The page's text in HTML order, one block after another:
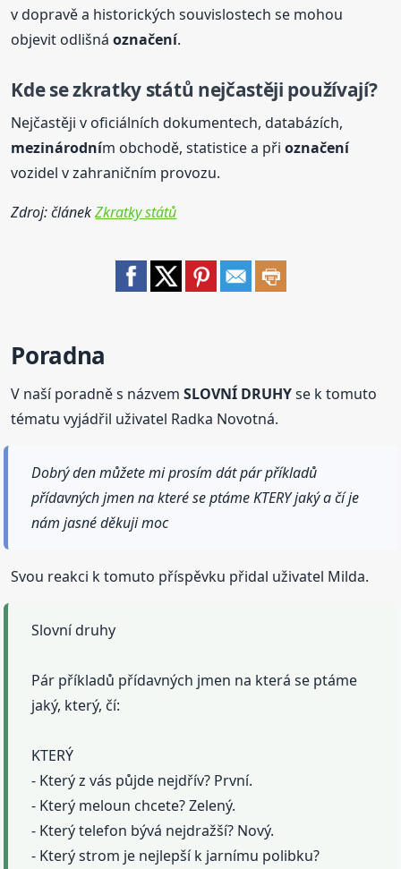
v dopravě a historických souvislostech se mohou
objevit odlišnáoznačení.
Kde se zkratky států nejčastěji používají?
Nejčastěji v oficiálních dokumentech, databázích,
mezinárodním obchodě, statistice a přioznačení
vozidel v zahraničním provozu.
Zdroj: článekZkratky států
Poradna
V naší poradně s názvemSLOVNÍ DRUHYse k tomuto
tématu vyjádřil uživatel Radka Novotná.
Dobrý den můžete mi prosím dát pár příkladů
přídavných jmen na které se ptáme KTERY jaký a čí je
nám jasné děkuji moc
Svou reakci k tomuto příspěvku přidal uživatel Milda.
Slovní druhy
Pár příkladů přídavných jmen na která se ptáme
jaký, který, čí:
KTERÝ
- Který z vás půjde nejdřív? První.
- Který meloun chcete? Zelený.
- Který telefon bývá nejdražší? Nový.
- Který strom je nejlepší k jarnímu polibku?